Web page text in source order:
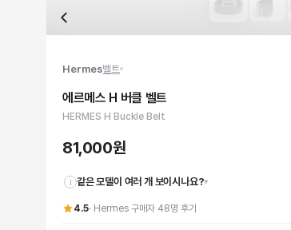
니다. 가죽 재질, 로고 각인, 스티치 간격, 하드웨어 색상, 내부
변심 모두 교환·반품이 가능합니다. 고객 변심 시 반품 배송비는
금은 1,000원 이상부터 사용 가능합니다.
요. 남성 및 남여공용으로 착용 가능한 세련된 디자인입니다.
Hermes벨트
에르메스 H 버클 벨트
HERMES H Buckle Belt
81,000원
i 같은 모델이 여러 개 보이시나요?▾
4.5· Hermes 구매자 48명 후기